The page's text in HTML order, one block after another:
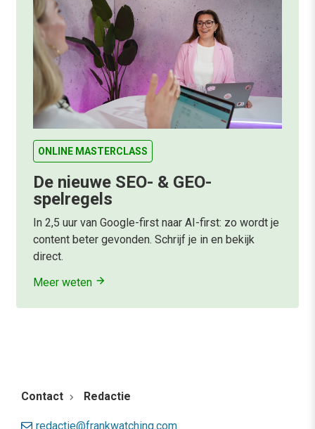
ONLINE MASTERCLASS
De nieuwe SEO- & GEO-
spelregels
In 2,5 uur van Google-first naar AI-first: zo wordt je
content beter gevonden. Schrijf je in en bekijk
direct.
Meer weten
Contact Redactie
redactie@frankwatching.com